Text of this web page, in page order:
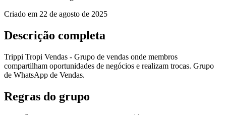
Criado em 22 de agosto de 2025
Descrição completa
Trippi Tropi Vendas - Grupo de vendas onde membros
compartilham oportunidades de negócios e realizam trocas. Grupo
de WhatsApp de Vendas.
Regras do grupo